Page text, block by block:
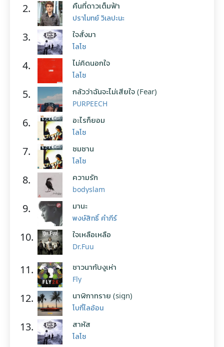
2. คืนที่ดาวเต็มฟ้า
ปราโมทย์ วิเลปะนะ
3. ใจสั่งมา
โลโซ
4. ไม่คิดนอกใจ
โลโซ
5. กลัวว่าฉันจะไม่เสียใจ (Fear)
PURPEECH
6. อะไรก็ยอม
โลโซ
7. ซมซาน
โลโซ
8. ความรัก
bodyslam
9. มานะ
พงษ์สิทธิ์ คำภีร์
10. ใจเหลือเหลือ
Dr.Fuu
11. ชาวนากับงูเห่า
Fly
12. นาฬิกาทราย (sign)
โบกี้ไลอ้อน
13. สาหัส
โลโซ